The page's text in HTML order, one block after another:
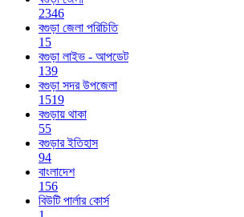
2346
বগুড়া জেলা পরিচিতি
15
বগুড়া লাইভ - আপডেট
139
বগুড়া সদর উপজেলা
1519
বগুড়ায় থাকা
55
বগুড়ার ইতিহাস
94
বাংলাদেশ
156
বিউটি পার্লার কোর্স